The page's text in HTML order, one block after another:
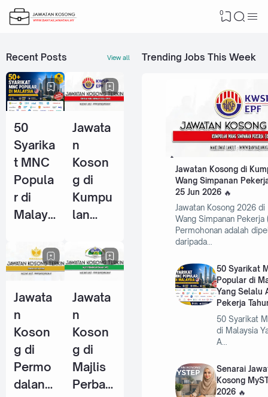
0
Recent Posts View all
50
Syarika
t MNC
Popula
r di
Malays
Selalu
Ambil
Tahun
2026
Jawata
n
Koson
g di
Kumpu
lan
Simpan
an
(KWSP)
- 25
Jun
2026
Jawata
n
Koson
g di
Permo
dalan
Jawata
n
Koson
g di
Majlis
Perban
Trending Jobs This Week
Jawatan Kosong di
Wang Simpanan
25 Jun 2026
Jawatan Kosong 2026 di
Wang Simpanan Pekerja
Permohonan adalah
daripada…
50 Syarikat
Popular di
Yang Selalu
Pekerja
50 Syarikat
di Malaysia
A…
Senarai
Kosong
2026